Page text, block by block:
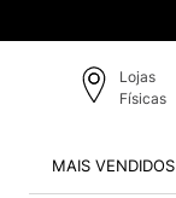
Lojas
Físicas
MAIS VENDIDOS